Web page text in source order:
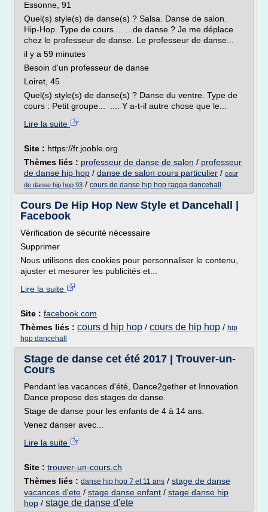
Essonne, 91
Quel(s) style(s) de danse(s) ? Salsa. Danse de salon.
Hip-Hop. Type de cours... ...de danse ? Je me déplace
chez le professeur de danse. Le professeur de danse...
il y a 59 minutes
Besoin d'un professeur de danse
Loiret, 45
Quel(s) style(s) de danse(s) ? Danse du ventre. Type de
cours : Petit groupe... .... Y a-t-il autre chose que le...
Lire la suite
Site : https://fr.jooble.org
Thèmes liés : professeur de danse de salon / professeur
de danse hip hop / danse de salon cours particulier / cour
de danse hip hop 93 / cours de danse hip hop ragga dancehall
Cours De Hip Hop New Style et Dancehall |
Facebook
Vérification de sécurité nécessaire
Supprimer
Nous utilisons des cookies pour personnaliser le contenu,
ajuster et mesurer les publicités et...
Lire la suite
Site : facebook.com
Thèmes liés : cours d hip hop / cours de hip hop / hip
hop dancehall
Stage de danse cet été 2017 | Trouver-un-
Cours
Pendant les vacances d'été, Dance2gether et Innovation
Dance propose des stages de danse.
Stage de danse pour les enfants de 4 à 14 ans.
Venez danser avec...
Lire la suite
Site : trouver-un-cours.ch
Thèmes liés : danse hip hop 7 et 11 ans / stage de danse
vacances d'ete / stage danse enfant / stage danse hip
hop / stage de danse d'ete